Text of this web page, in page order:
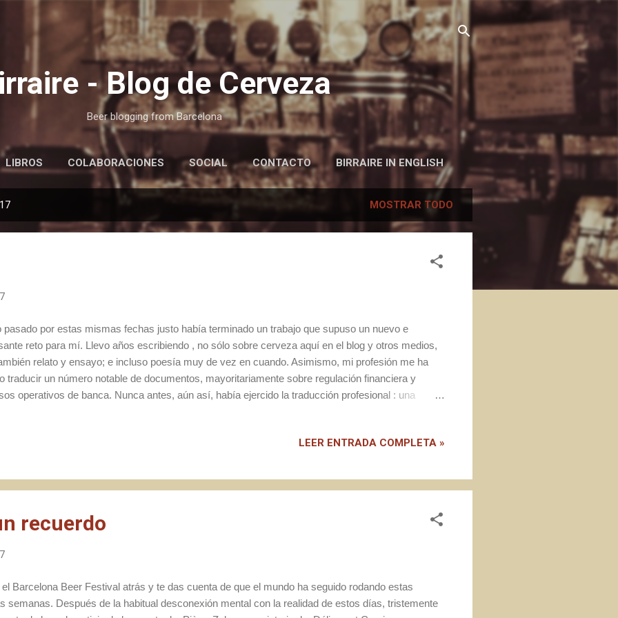
Ir al contenido principal
- Blog de Cerveza
Beer blogging from Barcelona
LIBROS COLABORACIONES SOCIAL CONTACTO BIRRAIRE IN ENGLISH
MOSTRAR TODO
pasado por estas mismas fechas justo había terminado un trabajo que supuso un nuevo e
reto para mí. Llevo años escribiendo , no sólo sobre cerveza aquí en el blog y otros medios,
relato y ensayo; e incluso poesía muy de vez en cuando. Asimismo, mi profesión me ha
traducir un número notable de documentos, mayoritariamente sobre regulación financiera y
operativos de banca. Nunca antes, aún así, había ejercido la traducción profesional : una
LEER ENTRADA COMPLETA »
recuerdo
Barcelona Beer Festival atrás y te das cuenta de que el mundo ha seguido rodando estas
semanas. Después de la habitual desconexión mental con la realidad de estos días, tristemente